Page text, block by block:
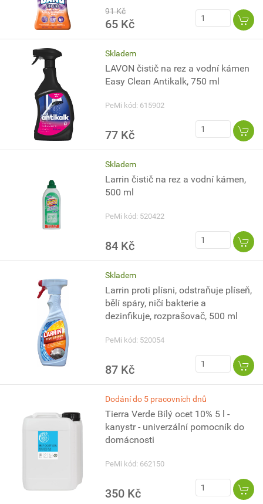
91 Kč
65 Kč
Skladem
LAVON čistič na rez a vodní kámen
Easy Clean Antikalk, 750 ml
PeMi kód: 615902
77 Kč
Skladem
Larrin čistič na rez a vodní kámen,
500 ml
PeMi kód: 520422
84 Kč
Skladem
Larrin proti plísni, odstraňuje plíseň,
bělí spáry, ničí bakterie a
dezinfikuje, rozprašovač, 500 ml
PeMi kód: 520054
87 Kč
Dodání do 5 pracovních dnů
Tierra Verde Bílý ocet 10% 5 l -
kanystr - univerzální pomocník do
domácnosti
PeMi kód: 662150
350 Kč